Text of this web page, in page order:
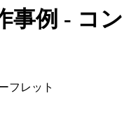
事例 - コン
フレット